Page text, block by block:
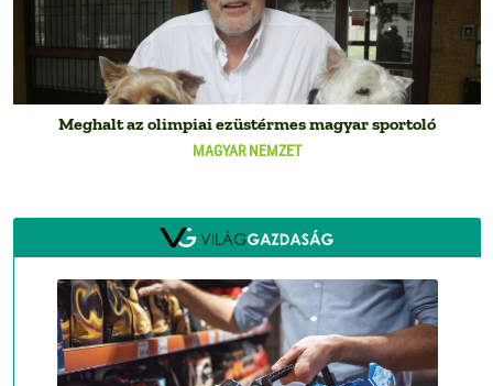
MAGYAR NEMZET
Meghalt az olimpiai ezüstérmes magyar sportoló